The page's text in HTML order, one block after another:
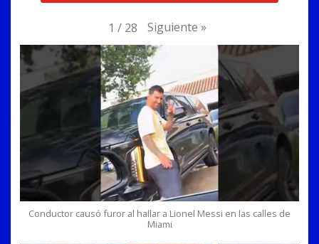
1 / 28 Siguiente »
Conductor causó furor al hallar a Lionel Messi en las calles de
Miami